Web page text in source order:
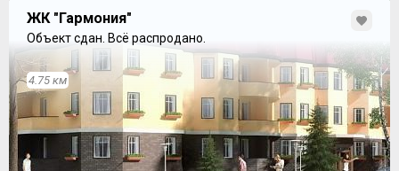
ЖК "Гармония"
Объект сдан. Всё распродано.
4.75 км